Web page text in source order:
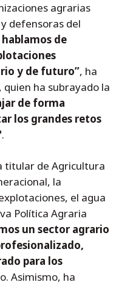
agrarias
defensoras del
de
y de futuro”, ha
ha subrayado la
de forma
los grandes retos
.
titular de Agricultura
la
el agua
Política Agraria
un sector agrario
para los
Asimismo, ha